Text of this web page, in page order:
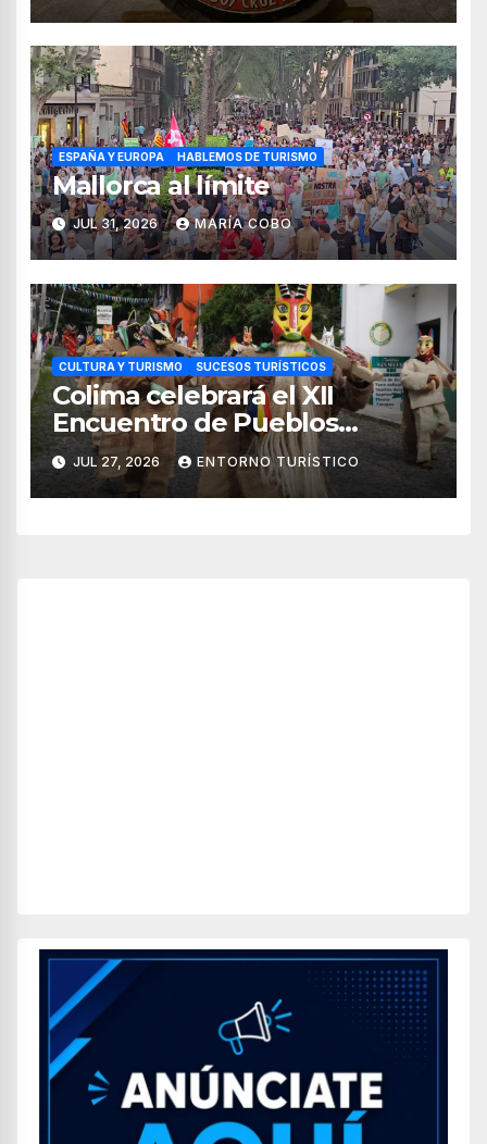
ESPAÑA Y EUROPA HABLEMOS DE TURISMO
Mallorca al límite
JUL 31, 2026 MARÍA COBO
CULTURA Y TURISMO SUCESOS TURÍSTICOS
Colima celebrará el XII
Encuentro de Pueblos
Originarios Tonelhuayo 2026
JUL 27, 2026 ENTORNO TURÍSTICO